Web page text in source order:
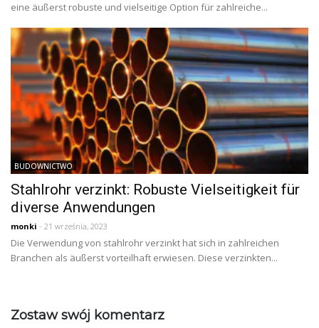
eine äußerst robuste und vielseitige Option für zahlreiche...
BUDOWNICTWO
Stahlrohr verzinkt: Robuste Vielseitigkeit für
diverse Anwendungen
monki - 21 września, 2023
Die Verwendung von stahlrohr verzinkt hat sich in zahlreichen
Branchen als äußerst vorteilhaft erwiesen. Diese verzinkten...
Zostaw swój komentarz